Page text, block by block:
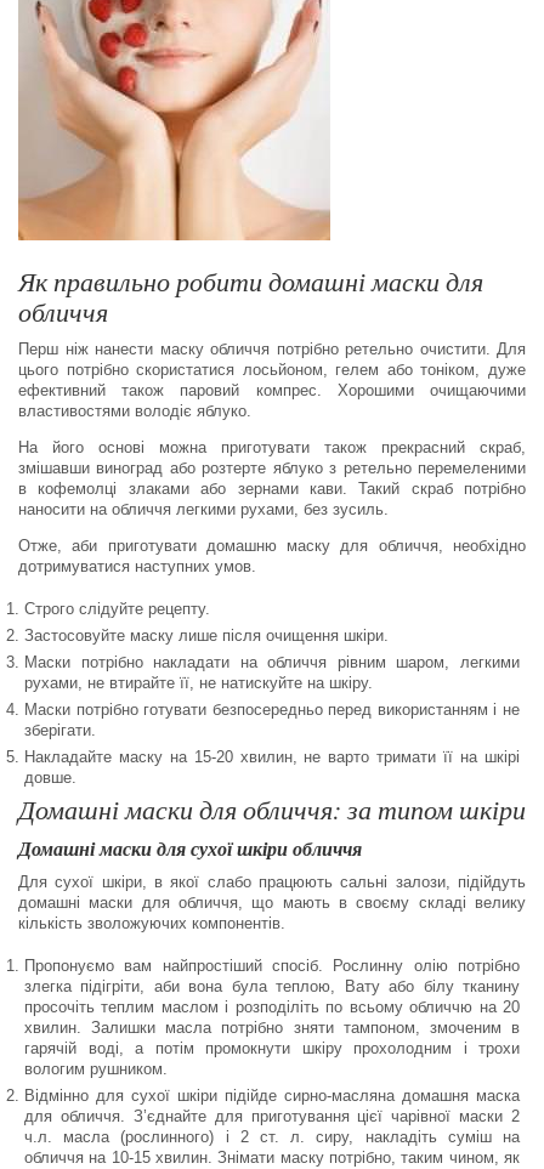
Як правильно робити домашні маски для
обличчя
Перш ніж нанести маску обличчя потрібно ретельно очистити. Для
цього потрібно скористатися лосьйоном, гелем або тоніком, дуже
ефективний також паровий компрес. Хорошими очищаючими
властивостями володіє яблуко.
На його основі можна приготувати також прекрасний скраб,
змішавши виноград або розтерте яблуко з ретельно перемеленими
в кофемолці злаками або зернами кави. Такий скраб потрібно
наносити на обличчя легкими рухами, без зусиль.
Отже, аби приготувати домашню маску для обличчя, необхідно
дотримуватися наступних умов.
Строго слідуйте рецепту.
Застосовуйте маску лише після очищення шкіри.
Маски потрібно накладати на обличчя рівним шаром, легкими
рухами, не втирайте її, не натискуйте на шкіру.
Маски потрібно готувати безпосередньо перед використанням і не
зберігати.
Накладайте маску на 15-20 хвилин, не варто тримати її на шкірі
довше.
Домашні маски для обличчя: за типом шкіри
Домашні маски для сухої шкіри обличчя
Для сухої шкіри, в якої слабо працюють сальні залози, підійдуть
домашні маски для обличчя, що мають в своєму складі велику
кількість зволожуючих компонентів.
Пропонуємо вам найпростіший спосіб. Рослинну олію потрібно
злегка підігріти, аби вона була теплою, Вату або білу тканину
просочіть теплим маслом і розподіліть по всьому обличчю на 20
хвилин. Залишки масла потрібно зняти тампоном, змоченим в
гарячій воді, а потім промокнути шкіру прохолодним і трохи
вологим рушником.
Відмінно для сухої шкіри підійде сирно-масляна домашня маска
для обличчя. З’єднайте для приготування цієї чарівної маски 2
ч.л. масла (рослинного) і 2 ст. л. сиру, накладіть суміш на
обличчя на 10-15 хвилин. Знімати маску потрібно, таким чином, як